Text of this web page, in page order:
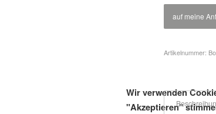
auf meine
Artikelnummer:
Wir verwenden
"Akzeptieren"